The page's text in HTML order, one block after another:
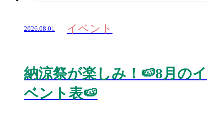
2026.08.01 イベント
納涼祭が楽しみ！🍉8月のイ
ベント表🍉